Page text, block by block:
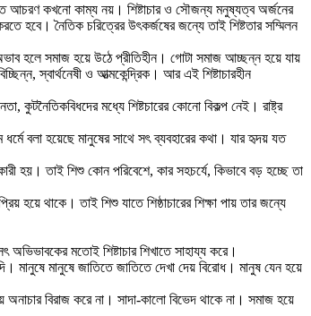
আচরণ কখনাে কাম্য নয়। শিষ্টাচার ও সৌজন্য মনুষ্যত্ব অর্জনের
হবে। নৈতিক চরিত্রের উৎকর্জষের জন্যে তাই শিষ্টতার সম্মিলন
অভাব হলে সমাজ হয়ে উঠে প্রীতিহীন। গোটা সমাজ আচ্ছন্ন হয়ে যায়
স্বার্থনেষী ও আত্মকেন্দ্রিক। আর এই শিষ্টাচারহীন
কুটনৈতিকবিধদের মধ্যে শিষ্টচারের কোনো বিকল্প নেই। রাষ্ট্র
ধর্মে বলা হয়েছে মানুষের সাথে সৎ ব্যবহারের কথা। যার হৃদয় যত
হয়। তাই শিশু কোন পরিবেশে, কার সহচর্যে, কিভাবে বড় হচ্ছে তা
হয়ে থাকে। তাই শিশু যাতে শিষ্ঠাচারের শিক্ষা পায় তার জন্যে
মতােই শিষ্টাচার শিখাতে সাহায্য করে।
মানুষে মানুষে জাতিতে জাতিতে দেখা দেয় বিরোধ। মানুষ যেন হয়ে
অনাচার বিরাজ করে না। সাদা-কালো বিভেদ থাকে না। সমাজ হয়ে